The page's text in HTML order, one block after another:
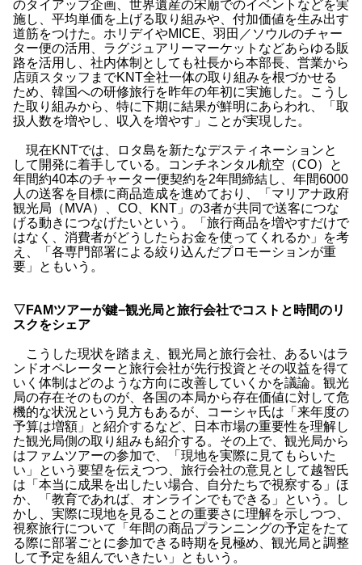
のタイアップ企画、世界遺産の宋廟でのイベントなどを実
施し、平均単価を上げる取り組みや、付加価値を生み出す
道筋をつけた。ホリデイやMICE、羽田／ソウルのチャー
ター便の活用、ラグジュアリーマーケットなどあらゆる販
路を活用し、社内体制としても社長から本部長、営業から
店頭スタッフまでKNT全社一体の取り組みを根づかせる
ため、韓国への研修旅行を昨年の年初に実施した。こうし
た取り組みから、特に下期に結果が鮮明にあらわれ、「取
扱人数を増やし、収入を増やす」ことが実現した。
現在KNTでは、ロタ島を新たなデスティネーションと
して開発に着手している。コンチネンタル航空（CO）と
年間約40本のチャーター便契約を2年間締結し、年間6000
人の送客を目標に商品造成を進めており、「マリアナ政府
観光局（MVA）、CO、KNT」の3者が共同で送客につな
げる動きにつなげたいという。「旅行商品を増やすだけで
はなく、消費者がどうしたらお金を使ってくれるか」を考
え、「各専門部署による絞り込んだプロモーションが重
要」ともいう。
▽FAMツアーが鍵−観光局と旅行会社でコストと時間のリ
スクをシェア
こうした現状を踏まえ、観光局と旅行会社、あるいはラ
ンドオペレーターと旅行会社が先行投資とその収益を得て
いく体制はどのような方向に改善していくかを議論。観光
局の存在そのものが、各国の本局から存在価値に対して危
機的な状況という見方もあるが、コーシャ氏は「来年度の
予算は増額」と紹介するなど、日本市場の重要性を理解し
た観光局側の取り組みも紹介する。その上で、観光局から
はファムツアーの参加で、「現地を実際に見てもらいた
い」という要望を伝えつつ、旅行会社の意見として越智氏
は「本当に成果を出したい場合、自分たちで視察する」ほ
か、「教育であれば、オンラインでもできる」という。し
かし、実際に現地を見ることの重要さに理解を示しつつ、
視察旅行について「年間の商品プランニングの予定をたて
る際に部署ごとに参加できる時期を見極め、観光局と調整
して予定を組んでいきたい」ともいう。